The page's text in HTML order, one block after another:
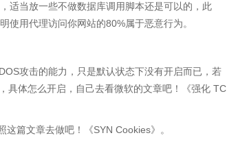
适当放一些不做数据库调用脚本还是可以的，此
使用代理访问你网站的80%属于恶意行为。
攻击的能力，只是默认状态下没有开启而已，若
具体怎么开启，自己去看微软的文章吧！《强化 TC
篇文章去做吧！《SYN Cookies》。